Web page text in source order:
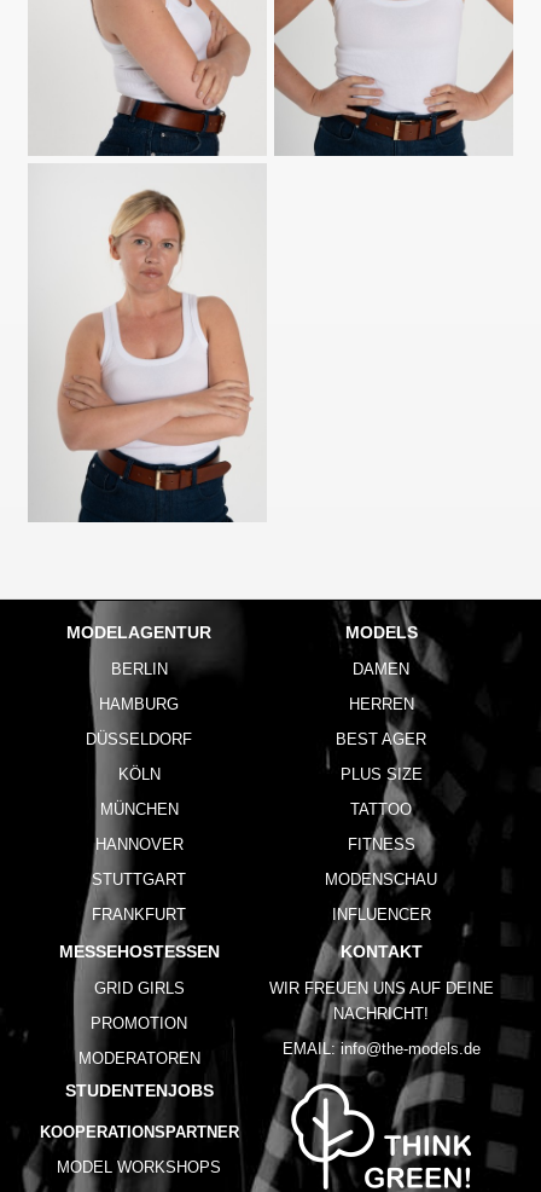
MODELAGENTUR
BERLIN
HAMBURG
DÜSSELDORF
KÖLN
MÜNCHEN
HANNOVER
STUTTGART
FRANKFURT
MODELS
DAMEN
HERREN
BEST AGER
PLUS SIZE
TATTOO
FITNESS
MODENSCHAU
INFLUENCER
MESSEHOSTESSEN
GRID GIRLS
PROMOTION
MODERATOREN
STUDENTENJOBS
KOOPERATIONSPARTNER
MODEL WORKSHOPS
KONTAKT
WIR FREUEN UNS AUF DEINE
NACHRICHT!
EMAIL: info@the-models.de